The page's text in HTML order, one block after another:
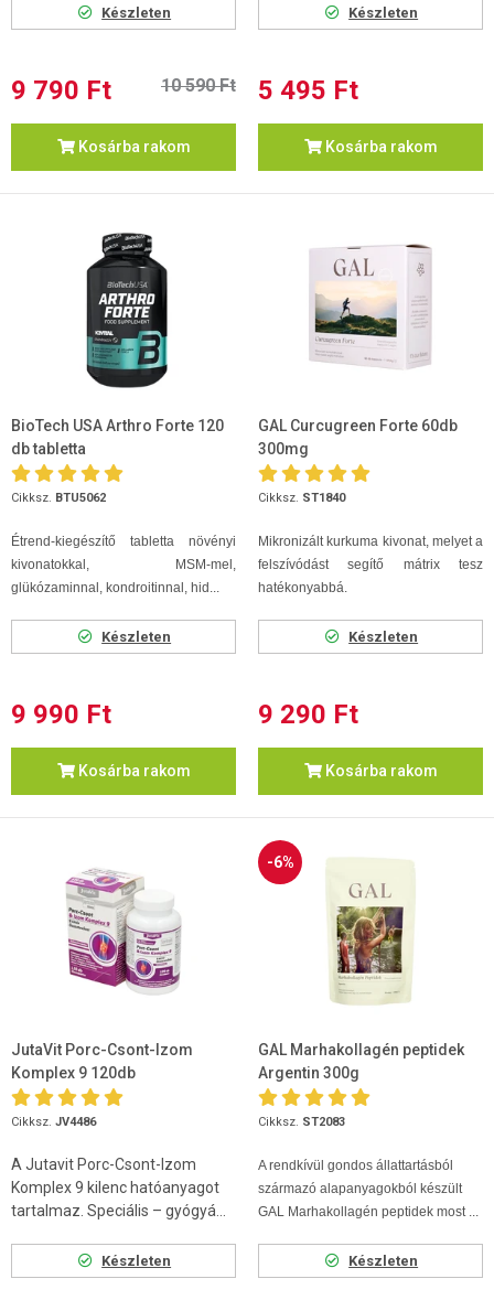
Készleten
9 790 Ft 10 590 Ft
Kosárba rakom
Készleten
5 495 Ft
Kosárba rakom
BioTech USA Arthro Forte 120
db tabletta
Cikksz. BTU5062
Étrend-kiegészítő tabletta növényi
kivonatokkal, MSM-mel,
glükózaminnal, kondroitinnal, hid...
Készleten
9 990 Ft
Kosárba rakom
GAL Curcugreen Forte 60db
300mg
Cikksz. ST1840
Mikronizált kurkuma kivonat, melyet a
felszívódást segítő mátrix tesz
hatékonyabbá.
Készleten
9 290 Ft
Kosárba rakom
JutaVit Porc-Csont-Izom
Komplex 9 120db
Cikksz. JV4486
A Jutavit Porc-Csont-Izom
Komplex 9 kilenc hatóanyagot
tartalmaz. Speciális – gyógyá...
Készleten
-6%
GAL Marhakollagén peptidek
Argentin 300g
Cikksz. ST2083
A rendkívül gondos állattartásból
származó alapanyagokból készült
GAL Marhakollagén peptidek most ...
Készleten